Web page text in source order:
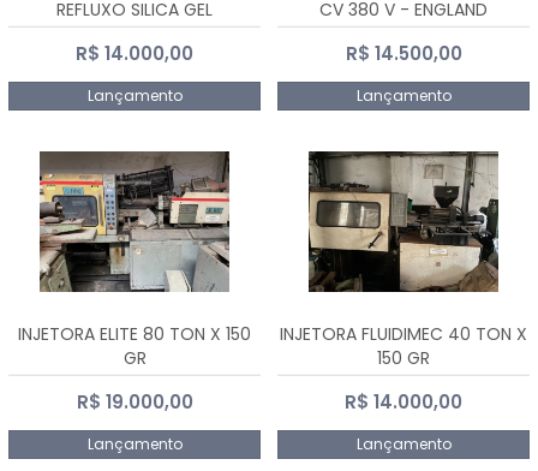
REFLUXO SILICA GEL
R$ 14.000,00
Lançamento
CV 380 V - ENGLAND
R$ 14.500,00
Lançamento
INJETORA ELITE 80 TON X 150
GR
R$ 19.000,00
Lançamento
INJETORA FLUIDIMEC 40 TON X
150 GR
R$ 14.000,00
Lançamento